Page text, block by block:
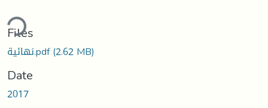
Files
نهائية.pdf(2.62 MB)
Date
2017